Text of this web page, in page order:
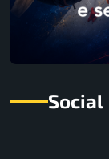
Social